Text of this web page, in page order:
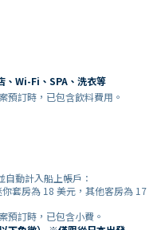
、Wi-Fi、SPA、洗衣等
預訂時，已包含飲料費用。
動計入船上帳戶：
套房為 18 美元，其他客房為 17
預訂時，已包含小費。